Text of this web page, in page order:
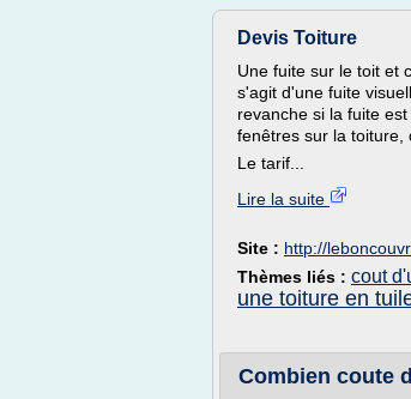
Devis Toiture
Une fuite sur le toit et
s'agit d'une fuite
revanche si la fuite
fenêtres sur la toiture,
Le tarif...
Lire la suite
Site : http://
Thèmes liés : cout
une toiture en
Combien coute